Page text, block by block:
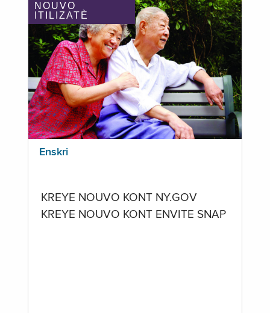
NOUVO
ITILIZATÈ
Enskri
KREYE NOUVO KONT NY.GOV
KREYE NOUVO KONT ENVITE SNAP